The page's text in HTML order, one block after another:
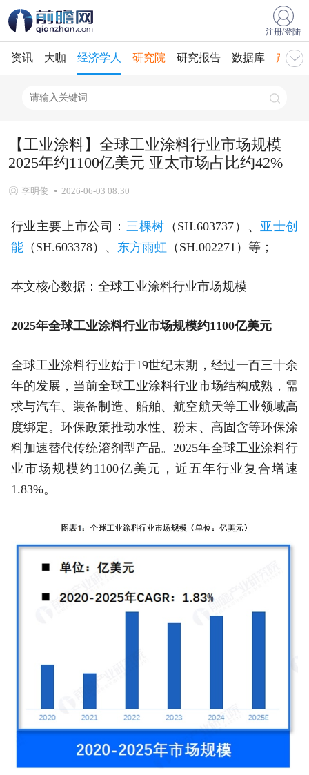
注册/登陆
资讯 大咖 经济学人 研究院 研究报告 数据库 产业
【工业涂料】全球工业涂料行业市场规模
2025年约1100亿美元 亚太市场占比约42%
李明俊 2026-06-03 08:30
行业主要上市公司： 三棵树 （SH.603737）、 亚士创
能（SH.603378）、 东方雨虹 （SH.002271）等；
本文核心数据：全球工业涂料行业市场规模
2025年全球工业涂料行业市场规模约1100亿美元
全球工业涂料行业始于19世纪末期，经过一百三十余
年的发展，当前全球工业涂料行业市场结构成熟，需
求与汽车、装备制造、船舶、航空航天等工业领域高
度绑定。环保政策推动水性、粉末、高固含等环保涂
料加速替代传统溶剂型产品。2025年全球工业涂料行
业市场规模约1100亿美元，近五年行业复合增速
1.83%。